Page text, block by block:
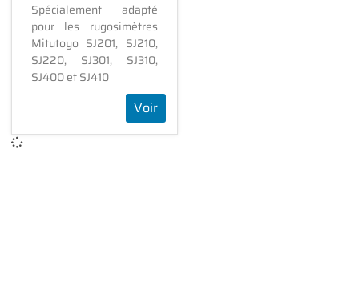
Spécialement adapté
pour les rugosimètres
Mitutoyo SJ201, SJ210,
SJ220, SJ301, SJ310,
SJ400 et SJ410
Voir